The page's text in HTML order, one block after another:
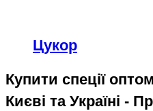
Цукор
Купити спеції
Києві та Україні -